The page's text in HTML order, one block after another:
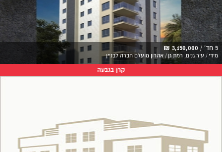
5 חד' / 3,150,000 ₪
מידי / עיר גנים, רמת גן / אהרון מועלם חברה לבניין
קרן בגבעה